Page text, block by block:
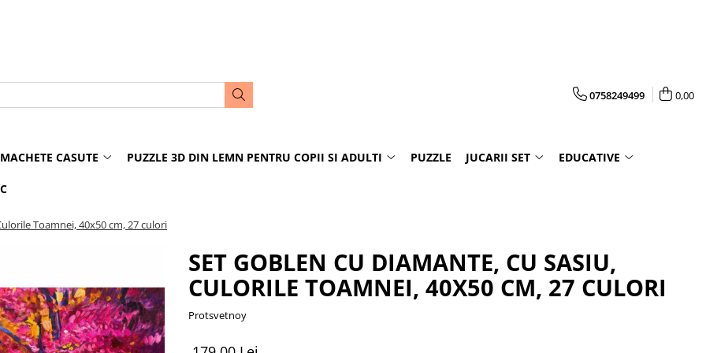
0758249499 0,00
MACHETE CASUTE PUZZLE 3D DIN LEMN PENTRU COPII SI ADULTI PUZZLE JUCARII SET EDUCATIVE
Toamnei, 40x50 cm, 27 culori
SET GOBLEN CU DIAMANTE, CU SASIU,
CULORILE TOAMNEI, 40X50 CM, 27 CULORI
Protsvetnoy